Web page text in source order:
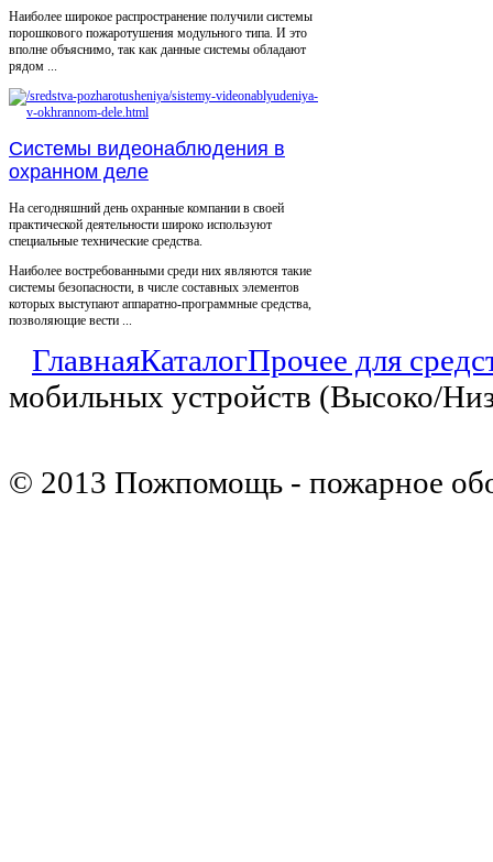
Наиболее широкое распространение получили системы
порошкового пожаротушения модульного типа. И это
вполне объяснимо, так как данные системы обладают
рядом ...
Системы видеонаблюдения в
охранном деле
На сегодняшний день охранные компании в своей
практической деятельности широко используют
специальные технические средства.
Наиболее востребованными среди них являются такие
системы безопасности, в числе составных элементов
которых выступают аппаратно-программные средства,
позволяющие вести ...
ГлавнаяКаталогПрочее для
мобильных устройств (Высоко/
© 2013 Пожпомощь - пожарное